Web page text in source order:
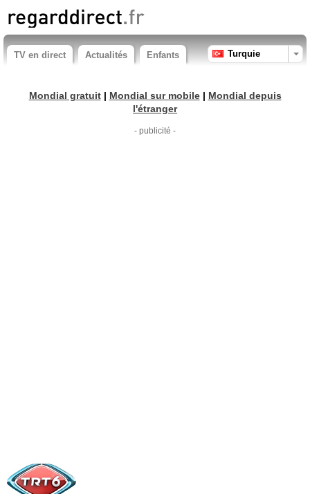
TV en direct Actualités Enfants Turquie
Mondial gratuit| Mondial sur mobile| Mondial depuis
l'étranger
- publicité -